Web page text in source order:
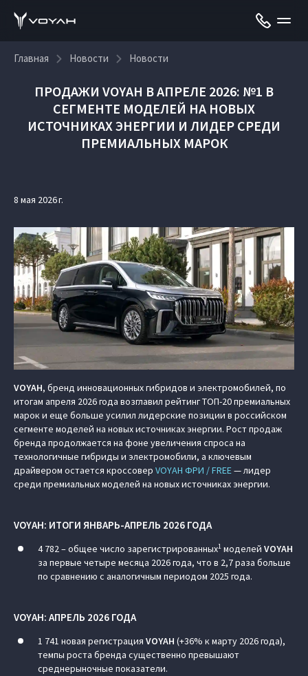
Главная Новости Новости
ПРОДАЖИ VOYAH В АПРЕЛЕ 2026: №1 В
СЕГМЕНТЕ МОДЕЛЕЙ НА НОВЫХ
ИСТОЧНИКАХ ЭНЕРГИИ И ЛИДЕР СРЕДИ
ПРЕМИАЛЬНЫХ МАРОК
8 мая 2026 г.
VOYAH, бренд инновационных гибридов и электромобилей, по
итогам апреля 2026 года возглавил рейтинг ТОП-20 премиальных
марок и еще больше усилил лидерские позиции в российском
сегменте моделей на новых источниках энергии. Рост продаж
бренда продолжается на фоне увеличения спроса на
технологичные гибриды и электромобили, а ключевым
драйвером остается кроссовер VOYAH ФРИ / FREE— лидер
среди премиальных моделей на новых источниках энергии.
VOYAH: ИТОГИ ЯНВАРЬ-АПРЕЛЬ 2026 ГОДА
4 782 – общее число зарегистрированных1 моделей VOYAH
за первые четыре месяца 2026 года, что в 2,7 раза больше
по сравнению с аналогичным периодом 2025 года.
VOYAH: АПРЕЛЬ 2026 ГОДА
1 741 новая регистрация VOYAH (+36% к марту 2026 года),
темпы роста бренда существенно превышают
среднерыночные показатели.